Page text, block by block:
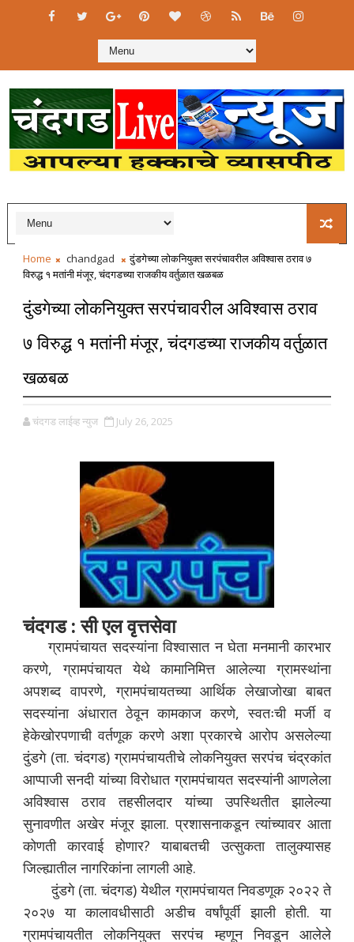
Home chandgad
दुंडगेच्या लोकनियुक्त सरपंचावरील अविश्वास ठराव ७
विरुद्ध १ मतांनी मंजूर, चंदगडच्या राजकीय वर्तुळात खळबळ
दुंडगेच्या लोकनियुक्त सरपंचावरील अविश्वास ठराव
७ विरुद्ध १ मतांनी मंजूर, चंदगडच्या राजकीय वर्तुळात
खळबळ
चंदगड लाईव्ह न्युज July 26, 2025
चंदगड : सी एल वृत्तसेवा
ग्रामपंचायत सदस्यांना विश्वासात न घेता मनमानी कारभार
करणे, ग्रामपंचायत येथे कामानिमित्त आलेल्या ग्रामस्थांना
अपशब्द वापरणे, ग्रामपंचायतच्या आर्थिक लेखाजोखा बाबत
सदस्यांना अंधारात ठेवून कामकाज करणे, स्वतःची मर्जी व
हेकेखोरपणाची वर्तणूक करणे अशा प्रकारचे आरोप असलेल्या
दुंडगे (ता. चंदगड) ग्रामपंचायतीचे लोकनियुक्त सरपंच चंद्रकांत
आप्पाजी सनदी यांच्या विरोधात ग्रामपंचायत सदस्यांनी आणलेला
अविश्वास ठराव तहसीलदार यांच्या उपस्थितीत झालेल्या
सुनावणीत अखेर मंजूर झाला. प्रशासनाकडून त्यांच्यावर आता
कोणती कारवाई होणार? याबाबतची उत्सुकता तालुक्यासह
जिल्ह्यातील नागरिकांना लागली आहे.
दुंडगे (ता. चंदगड) येथील ग्रामपंचायत निवडणूक २०२२ ते
२०२७ या कालावधीसाठी अडीच वर्षांपूर्वी झाली होती. या
ग्रामपंचायतीत लोकनियुक्त सरपंच म्हणून निवडून आलेले